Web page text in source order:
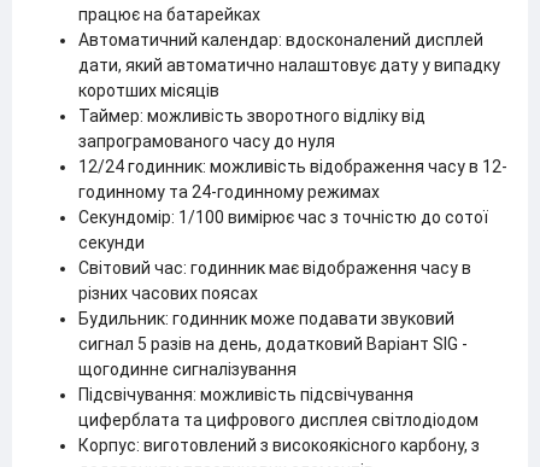
працює на батарейках
Автоматичний календар: вдосконалений дисплей
дати, який автоматично налаштовує дату у випадку
коротших місяців
Таймер: можливість зворотного відліку від
запрограмованого часу до нуля
12/24 годинник: можливість відображення часу в 12-
годинному та 24-годинному режимах
Секундомір: 1/100 вимірює час з точністю до сотої
секунди
Світовий час: годинник має відображення часу в
різних часових поясах
Будильник: годинник може подавати звуковий
сигнал 5 разів на день, додатковий Варіант SIG -
щогодинне сигналізування
Підсвічування: можливість підсвічування
циферблата та цифрового дисплея світлодіодом
Корпус: виготовлений з високоякісного карбону, з